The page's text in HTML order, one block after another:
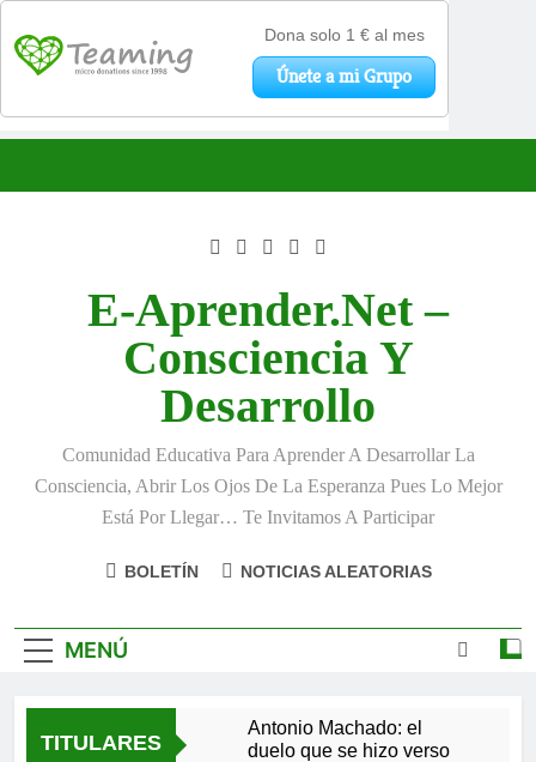
E-Aprender.net –
Consciencia Y
Desarrollo
Comunidad Educativa Para Aprender A Desarrollar La
Consciencia, Abrir Los Ojos De La Esperanza Pues Lo Mejor
Está Por Llegar… Te Invitamos A Participar
BOLETÍN NOTICIAS ALEATORIAS
MENÚ
TITULARES
Antonio Machado: el
duelo que se hizo verso